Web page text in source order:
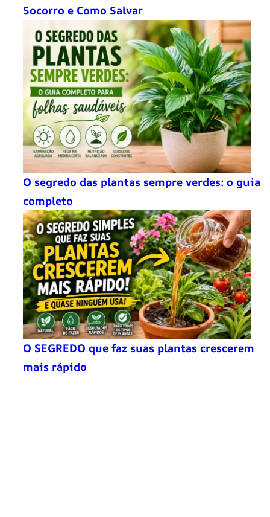
Socorro e Como Salvar
O segredo das plantas sempre verdes: o guia
completo
O SEGREDO que faz suas plantas crescerem
mais rápido